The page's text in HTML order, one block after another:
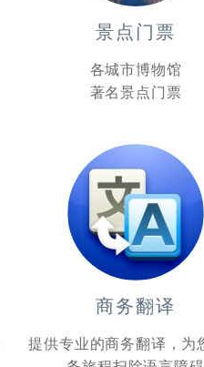
景点门票
各城市博物馆
著名景点门票
商务翻译
提供专业的商务翻译，为